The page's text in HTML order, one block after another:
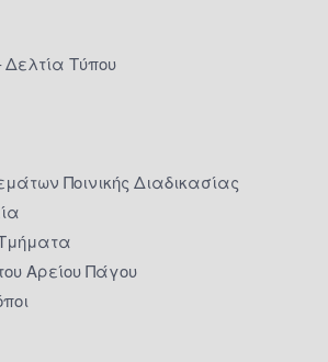
Δελτία Τύπου
Ποινικής Διαδικασίας
Αρείου Πάγου